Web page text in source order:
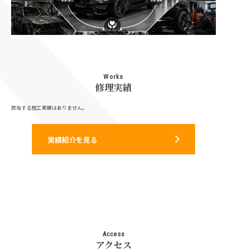
Works
修理実績
該当する施工実績はありません。
実績紹介を見る
Access
アクセス